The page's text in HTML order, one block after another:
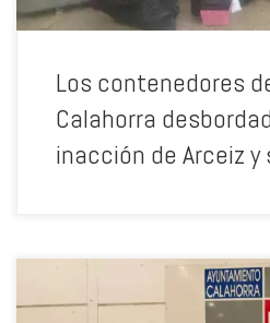
Los contenedores
Calahorra
inacción de Arceiz
Calahorra, 8 de julio de 2026. El
Ayuntamiento de Calahorra exige al